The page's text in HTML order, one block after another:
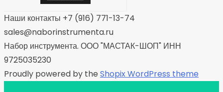
Наши контакты +7 (916) 771-13-74
sales@naborinstrumenta.ru
Набор инструмента. ООО "МАСТАК-ШОП" ИНН
9725035230
Proudly powered by the Shopix WordPress theme